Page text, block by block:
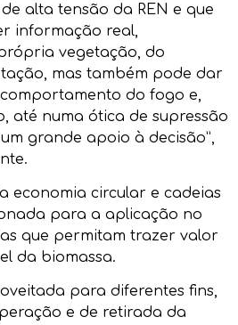
alta tensão da REN e que
informação real,
vegetação, do
mas também pode dar
do fogo e,
até numa ótica de supressão
grande apoio à decisão”,
economia circular e cadeias
para a aplicação no
que permitam trazer valor
da biomassa.
para diferentes fins,
e de retirada da